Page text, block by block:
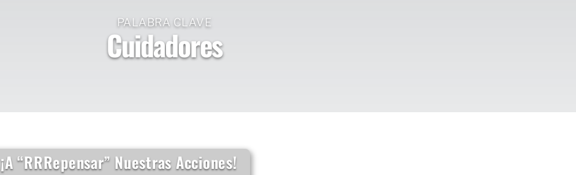
PALABRA CLAVE
Cuidadores
¡A “RRRepensar” Nuestras Acciones!